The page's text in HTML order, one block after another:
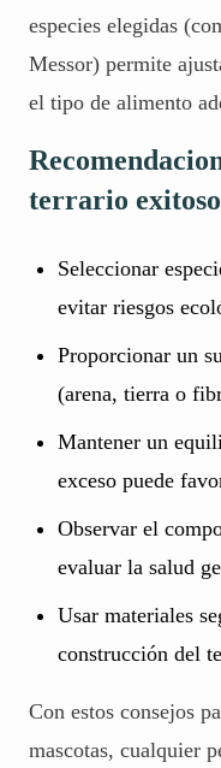
especies elegidas
Messor) permite
el tipo de alimento
terrario exitoso
Seleccionar
evitar riesgos
Proporcionar un
(arena, tierra o
Mantener un
exceso puede
Observar el
evaluar la salud
Usar materiales
construcción del
Con estos consejos
mascotas, cualquier